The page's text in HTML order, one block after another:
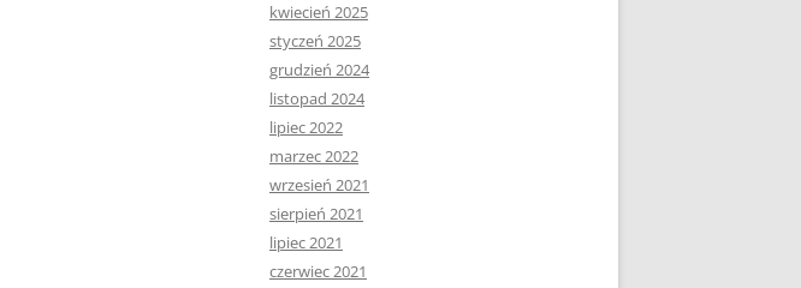
kwiecień 2025
styczeń 2025
grudzień 2024
listopad 2024
lipiec 2022
marzec 2022
wrzesień 2021
sierpień 2021
lipiec 2021
czerwiec 2021